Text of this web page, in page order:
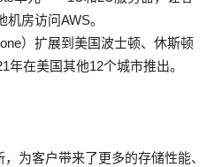
房访问AWS。
）扩展到美国波士顿、休斯顿
年在美国其他12个城市推出。
为客户带来了更多的存储性能、